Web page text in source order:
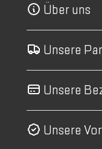
Über uns
Unsere
Unsere
Unsere